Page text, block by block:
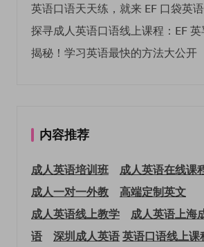
英语口语天天练，就来 EF 口袋英
揭秘！学习英语最快的方法大公开
内容推荐
成人英语培训班
成人英语在线课
成人一对一外教
高端定制英文
成人英语线上教学
成人英语上海
语
深圳成人英语英语口语线上课